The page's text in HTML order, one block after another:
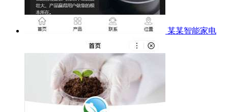
某某智能家电